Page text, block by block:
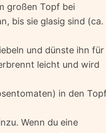
großen Topf bei
bis sie glasig sind (ca.
und dünste ihn für
leicht und wird
in den
Wenn du eine